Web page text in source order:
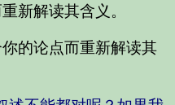
新解读其含义。
的论点而重新解读其